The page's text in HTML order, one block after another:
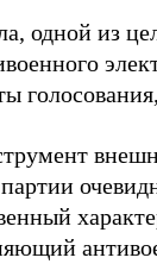
одной из
голосования,